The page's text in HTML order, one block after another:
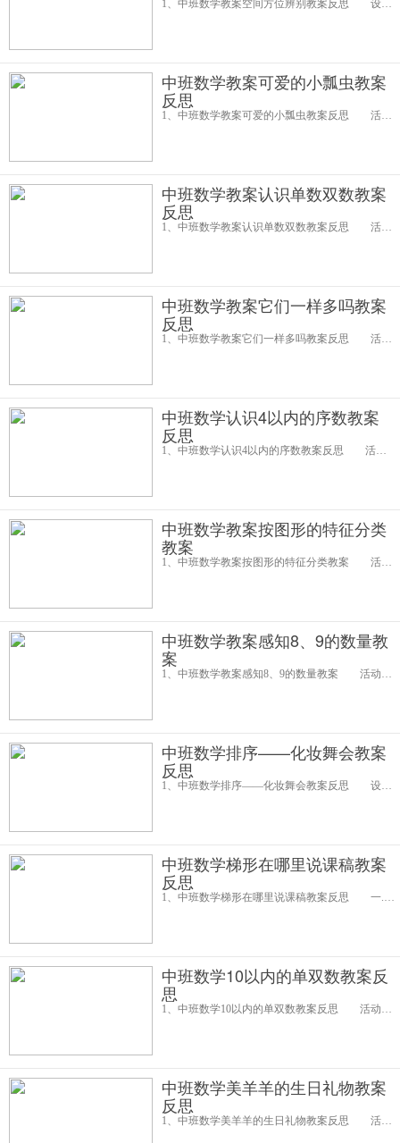
中班数学教案可爱的小瓢虫教案
反思
中班数学教案认识单数双数教案
反思
中班数学教案它们一样多吗教案
反思
中班数学认识4以内的序数教案
反思
中班数学教案按图形的特征分类
教案
中班数学教案感知8、9的数量教
案
中班数学排序——化妆舞会教案
反思
中班数学梯形在哪里说课稿教案
反思
中班数学10以内的单双数教案反
思
中班数学美羊羊的生日礼物教案
反思